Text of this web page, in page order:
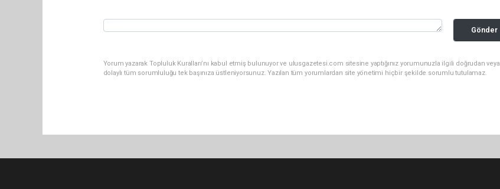
Gönder
Yorum yazarak Topluluk Kuralları’nı kabul etmiş bulunuyor ve ulusgazetesi.com sitesine yaptığınız yorumunuzla ilgili doğrudan veya
dolaylı tüm sorumluluğu tek başınıza üstleniyorsunuz. Yazılan tüm yorumlardan site yönetimi hiçbir şekilde sorumlu tutulamaz.